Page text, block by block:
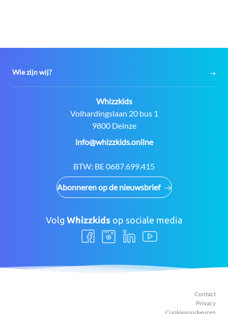
Wie zijn wij?
Contact:
Whizzkids
Adres:
Volhardingslaan 20 bus 1
9800 Deinze
E-
info@whizzkids.online
BTW: BE 0687.699.415
Abonneren op de nieuwsbrief
Volg Whizzkids op sociale media
Volg
ons
Volg
ons
Volg
ons
Volg
ons
Contact
Privacy
Cookievoorkeuren